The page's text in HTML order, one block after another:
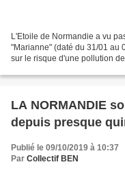
L'Etoile de Normandie a vu
"Marianne" (daté du 31/01 au
sur le risque d'une pollution
LA NORMANDIE
depuis presque
Publié le 09/10/2019 à 10:37
Par Collectif BEN